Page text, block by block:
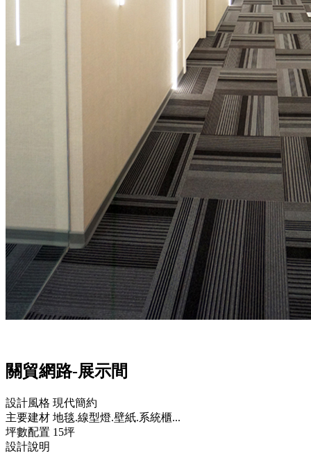
關貿網路-展示間
設計風格 現代簡約
主要建材 地毯.線型燈.壁紙.系統櫃...
坪數配置 15坪
設計說明